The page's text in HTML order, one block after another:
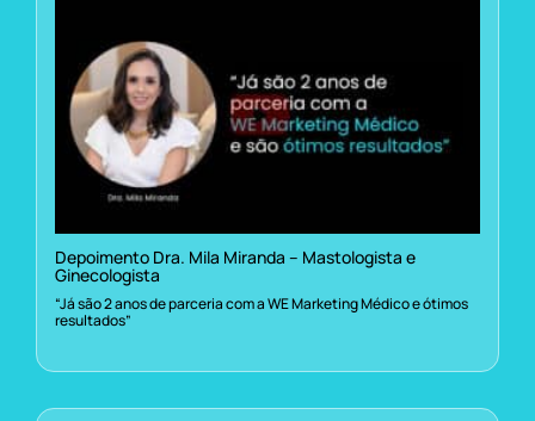
Depoimento Dra. Mila Miranda – Mastologista e
Ginecologista
“Já são 2 anos de parceria com a WE Marketing Médico e ótimos
resultados”